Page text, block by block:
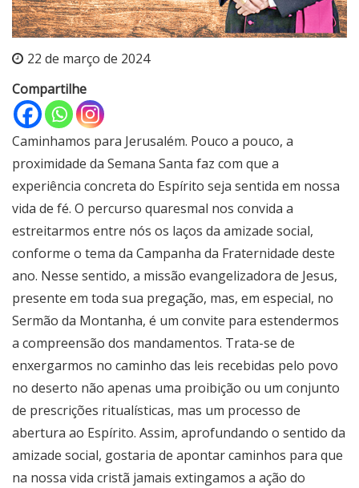
22 de março de 2024
Compartilhe
Caminhamos para Jerusalém. Pouco a pouco, a
proximidade da Semana Santa faz com que a
experiência concreta do Espírito seja sentida em nossa
vida de fé. O percurso quaresmal nos convida a
estreitarmos entre nós os laços da amizade social,
conforme o tema da Campanha da Fraternidade deste
ano. Nesse sentido, a missão evangelizadora de Jesus,
presente em toda sua pregação, mas, em especial, no
Sermão da Montanha, é um convite para estendermos
a compreensão dos mandamentos. Trata-se de
enxergarmos no caminho das leis recebidas pelo povo
no deserto não apenas uma proibição ou um conjunto
de prescrições ritualísticas, mas um processo de
abertura ao Espírito. Assim, aprofundando o sentido da
amizade social, gostaria de apontar caminhos para que
na nossa vida cristã jamais extingamos a ação do